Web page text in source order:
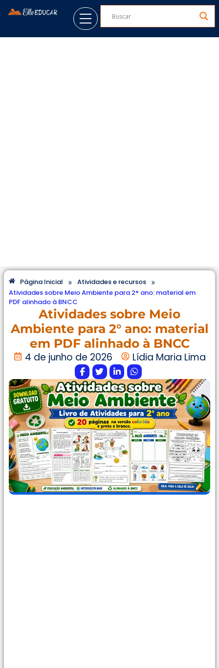
Página Inicial » Atividades e recursos »
Atividades sobre Meio Ambiente para 2° ano: material em
PDF alinhado à BNCC
Atividades sobre Meio
Ambiente para 2° ano: material
em PDF alinhado à BNCC
4 de junho de 2026 Lídia Maria Lima